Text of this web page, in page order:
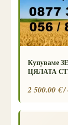
Купуваме
ЦЯЛАТА
2 500.00 € /